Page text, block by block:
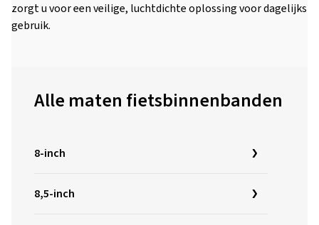
zorgt u voor een veilige, luchtdichte oplossing voor dagelijks
gebruik.
Alle maten fietsbinnenbanden
8-inch
8,5-inch